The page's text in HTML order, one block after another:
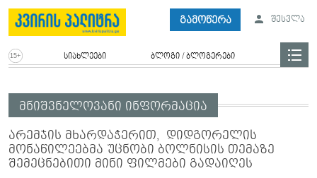
გამოწერა შესვლა
სიახლეები ბლოგი / ბლოგერები
მნიშვნელოვანი ინფორმაცია
არემჯის მხარდაჭერით, დიდგორელის
მონაწილეებმა უცნობი ბოლნისის თემაზე
შემეცნებითი მინი ფილმები გადაიღეს